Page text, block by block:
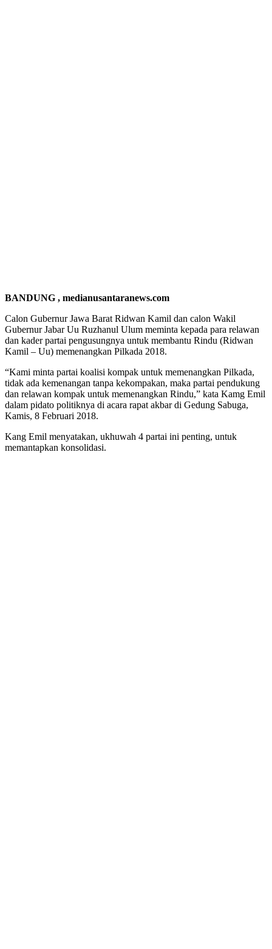
BANDUNG , medianusantaranews.com
Calon Gubernur Jawa Barat Ridwan Kamil dan calon Wakil
Gubernur Jabar Uu Ruzhanul Ulum meminta kepada para relawan
dan kader partai pengusungnya untuk membantu Rindu (Ridwan
Kamil – Uu) memenangkan Pilkada 2018.
“Kami minta partai koalisi kompak untuk memenangkan Pilkada,
tidak ada kemenangan tanpa kekompakan, maka partai pendukung
dan relawan kompak untuk memenangkan Rindu,” kata Kamg Emil
dalam pidato politiknya di acara rapat akbar di Gedung Sabuga,
Kamis, 8 Februari 2018.
Kang Emil menyatakan, ukhuwah 4 partai ini penting, untuk
memantapkan konsolidasi.